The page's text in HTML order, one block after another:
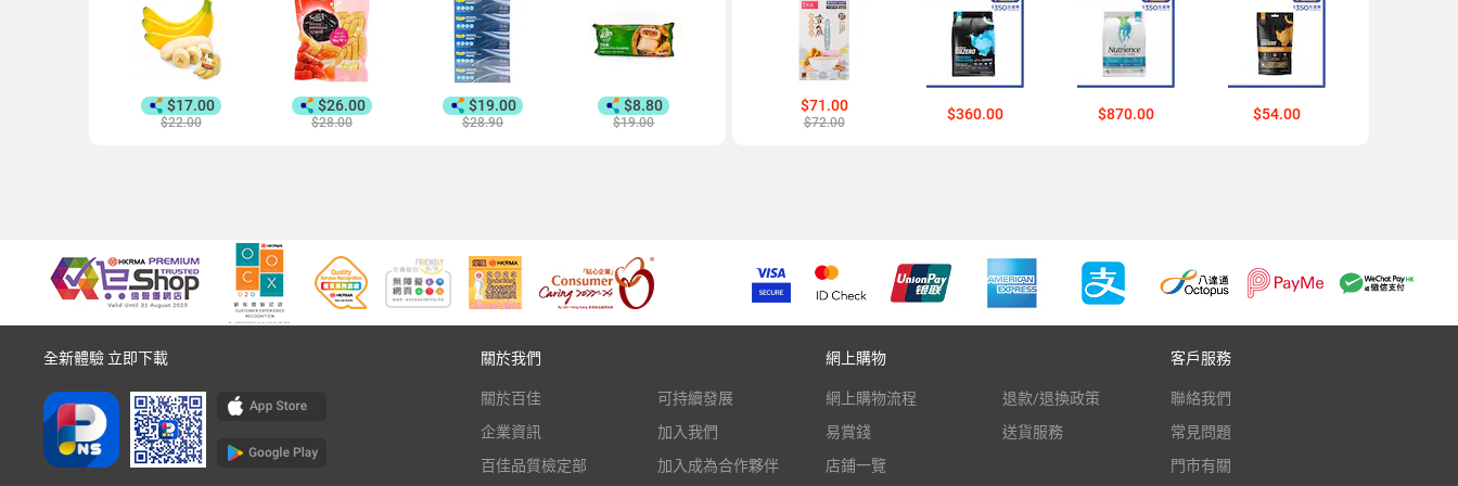
$17.00
$22.00
$26.00
$28.00
$19.00
$28.90
$8.80
$19.00
$71.00
$72.00
$360.00 $870.00 $54.00
全新體驗 立即下載 關於我們
關於百佳
企業資訊
百佳品質檢定部
可持續發展
加入我們
加入成為合作夥伴
網上購物
網上購物流程
易賞錢
店鋪一覽
退款/退換政策
送貨服務
客戶服務
聯絡我們
常見問題
門市有關